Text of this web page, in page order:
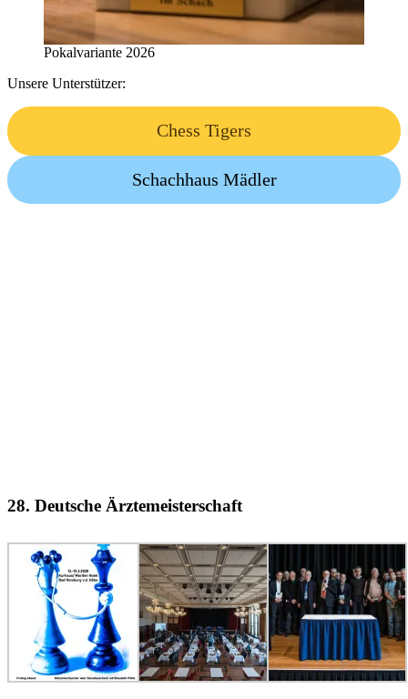
Pokalvariante 2026
Unsere Unterstützer:
Chess Tigers
Schachhaus Mädler
28. Deutsche Ärztemeisterschaft